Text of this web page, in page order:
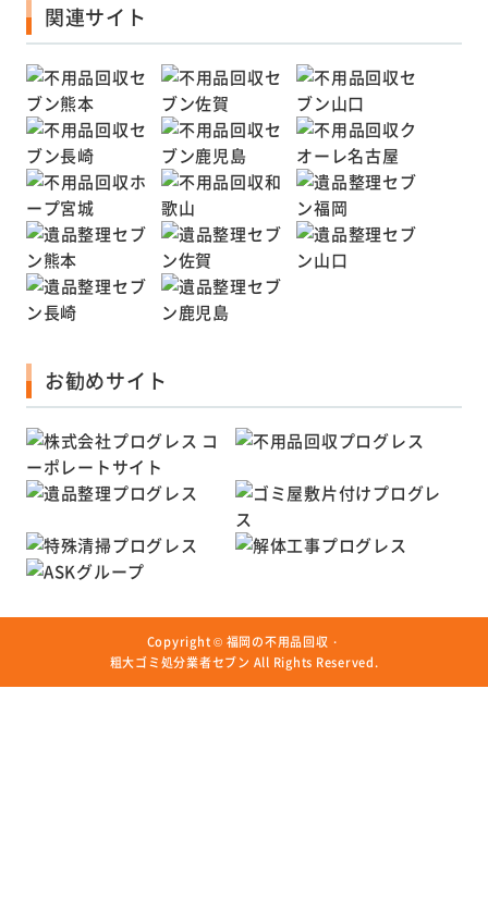
関連サイト
お勧めサイト
Copyright © 福岡の不用品回収・
粗大ゴミ処分業者セブン All Rights Reserved.